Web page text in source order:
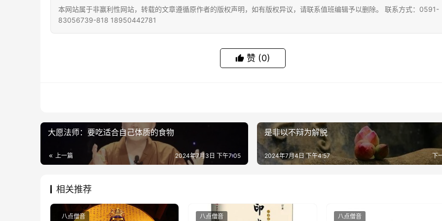
本网站属于非赢利性网站，转载的文章遵循原作者的版权声明，如有版权异议，请联系值班编辑予以删除。 联系方式：0591-
83056739-818 18950442781
赞 (0)
大愿法师：要吃适合自己体质的食物
上一篇 2024年7月3日 下午7:05
是非以不辩为解脱
下
2024年7月4日 下午4:57
相关推荐
八点僧音 八点僧音 八点僧音